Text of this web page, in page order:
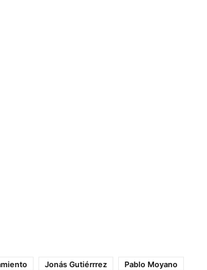
Jonás Gutiérrrez
Pablo Moyano